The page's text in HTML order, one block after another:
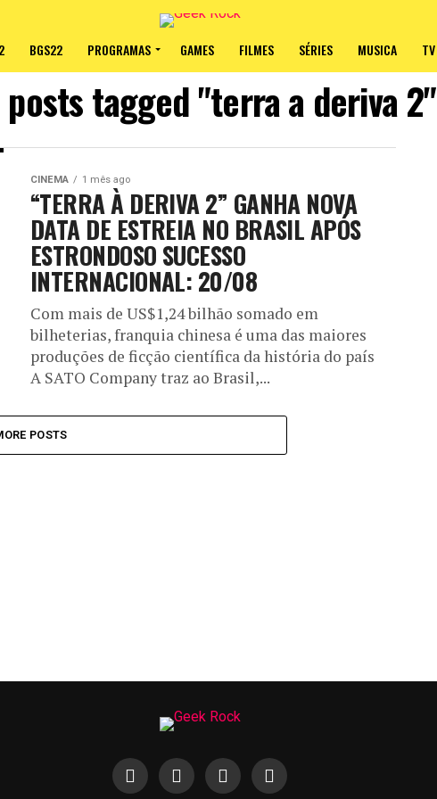
BGS22 PROGRAMAS GAMES FILMES SÉRIES MUSICA TV
tagged "terra a deriva 2"
CINEMA 1 mês ago
“TERRA À DERIVA 2” GANHA NOVA
DATA DE ESTREIA NO BRASIL APÓS
ESTRONDOSO SUCESSO
INTERNACIONAL: 20/08
Com mais de US$1,24 bilhão somado em
bilheterias, franquia chinesa é uma das maiores
produções de ficção científica da história do país
A SATO Company traz ao Brasil,...
POSTS